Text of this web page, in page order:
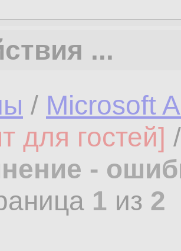
...
/ Microsoft
для гостей]
-
1 из 2